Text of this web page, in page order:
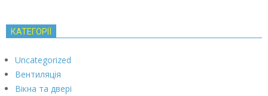
КАТЕГОРІЇ
Uncategorized
Вентиляція
Вікна та двері